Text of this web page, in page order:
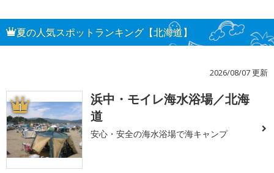
夏の人気スポットランキング【北海道】
2026/08/07 更新
1
浜中・モイレ海水浴場／北海
道
安心・安全の海水浴場で海キャンプ